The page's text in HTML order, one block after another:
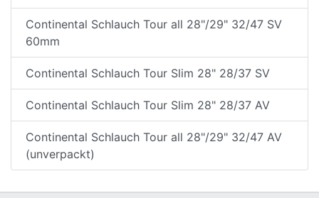
Continental Schlauch Tour all 28"/29" 32/47 SV
60mm
Continental Schlauch Tour Slim 28" 28/37 SV
Continental Schlauch Tour Slim 28" 28/37 AV
Continental Schlauch Tour all 28"/29" 32/47 AV
(unverpackt)